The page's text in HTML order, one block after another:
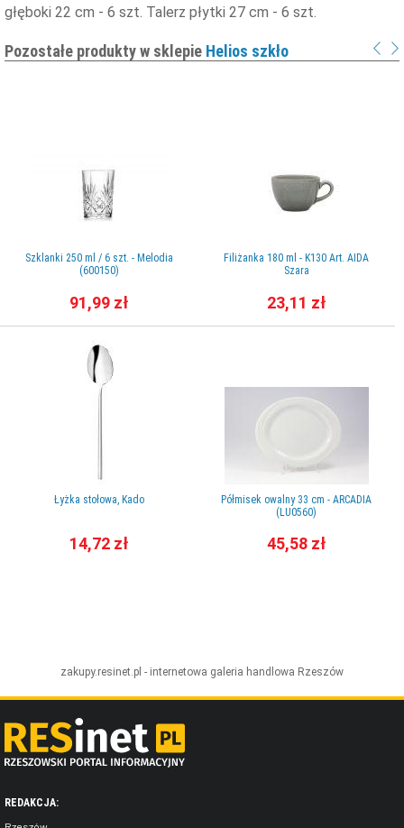
głęboki 22 cm - 6 szt. Talerz płytki 27 cm - 6 szt.
Pozostałe produkty w sklepie Helios szkło
Szklanki 250 ml / 6 szt. - Melodia
(600150)
91,99 zł
Łyżka stołowa, Kado
14,72 zł
Filiżanka 180 ml - K130 Art. AIDA
Szara
23,11 zł
Półmisek owalny 33 cm - ARCADIA
(LU0560)
45,58 zł
zakupy.resinet.pl - internetowa galeria handlowa Rzeszów
REDAKCJA: